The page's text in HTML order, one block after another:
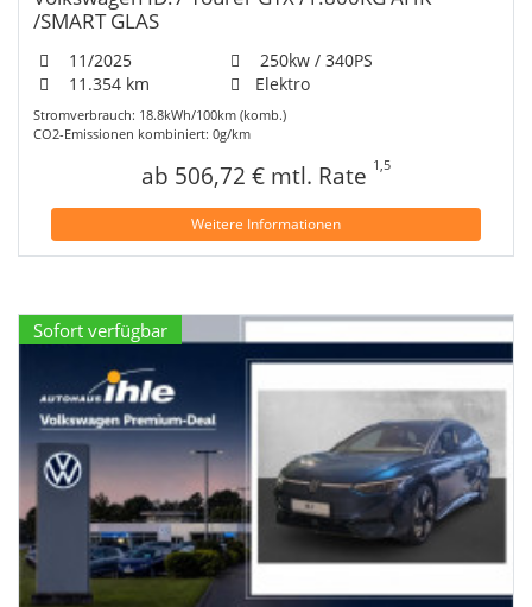
/SMART GLAS
11/2025
250kw / 340PS
11.354 km
Elektro
Stromverbrauch: 18.8kWh/100km (komb.)
CO2-Emissionen kombiniert: 0g/km
ab 506,72 € mtl. Rate 1,5
Weitere Informationen
Sofort verfügbar